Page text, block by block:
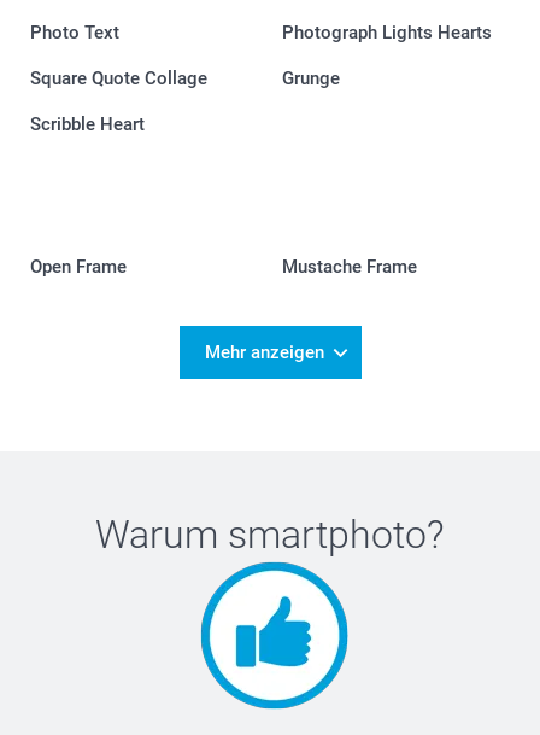
Photo Text Photograph Lights Hearts
Square Quote Collage Grunge
Scribble Heart
Open Frame Mustache Frame
Mehr anzeigen
Warum smartphoto?